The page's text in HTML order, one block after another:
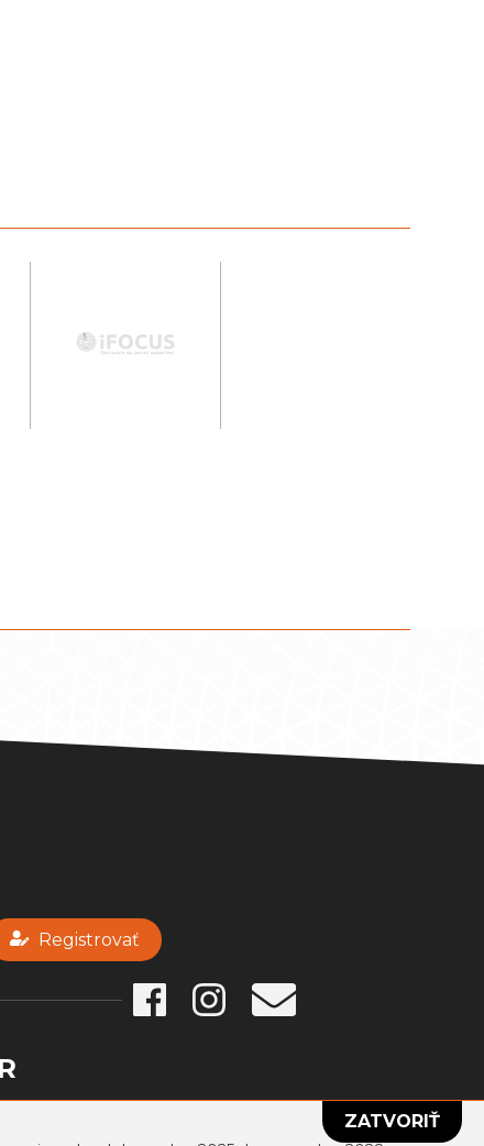
ZATVORIŤ
Registrovať